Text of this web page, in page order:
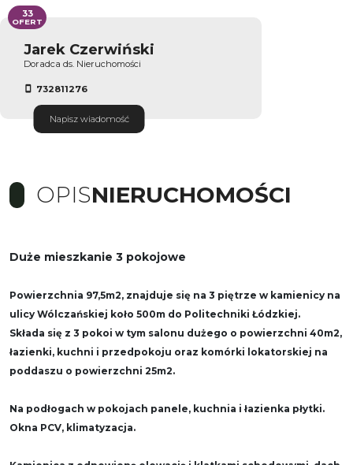
Jarek Czerwiński
Doradca ds. Nieruchomości
732811276
Napisz wiadomość
33
OFERT
OPISNIERUCHOMOŚCI
Duże mieszkanie 3 pokojowe
Powierzchnia 97,5m2, znajduje się na 3 piętrze w kamienicy na
ulicy Wólczańskiej koło 500m do Politechniki Łódzkiej.
Składa się z 3 pokoi w tym salonu dużego o powierzchni 40m2,
łazienki, kuchni i przedpokoju oraz komórki lokatorskiej na
poddaszu o powierzchni 25m2.
Na podłogach w pokojach panele, kuchnia i łazienka płytki.
Okna PCV, klimatyzacja.